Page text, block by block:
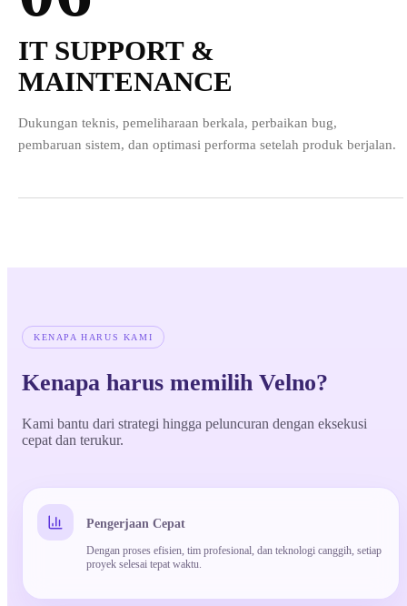
IT SUPPORT &
MAINTENANCE
Dukungan teknis, pemeliharaan berkala, perbaikan bug,
pembaruan sistem, dan optimasi performa setelah produk berjalan.
KENAPA HARUS KAMI
Kenapa harus memilih Velno?
Kami bantu dari strategi hingga peluncuran dengan eksekusi
cepat dan terukur.
Pengerjaan Cepat
Dengan proses efisien, tim profesional, dan teknologi canggih, setiap
proyek selesai tepat waktu.